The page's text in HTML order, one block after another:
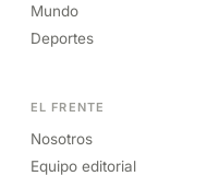
Mundo
Deportes
EL FRENTE
Nosotros
Equipo editorial